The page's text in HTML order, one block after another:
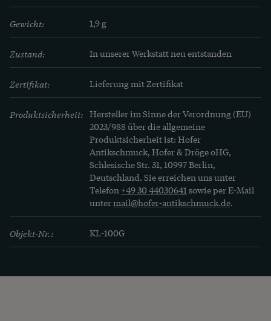
Gewicht: 1,9 g
Zustand: In unserer Werkstatt neu entstanden
Zertifikat: Lieferung mit Zertifikat
Produktsicherheit: Hersteller im Sinne der Verordnung (EU)
2023/988 über die allgemeine
Produktsicherheit ist: Hofer
Antikschmuck, Hofer & Dröge oHG,
Schlesische Str. 31, 10997 Berlin,
Deutschland. Sie erreichen uns unter
Telefon +49 30 44030641sowie per E-Mail
untermail@hofer-antikschmuck.de.
Objekt-Nr.: KL-100G